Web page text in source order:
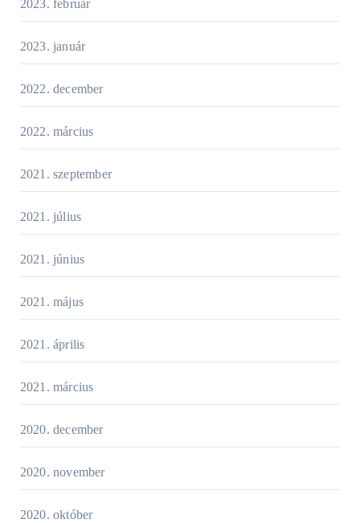
2023. február
2023. január
2022. december
2022. március
2021. szeptember
2021. július
2021. június
2021. május
2021. április
2021. március
2020. december
2020. november
2020. október